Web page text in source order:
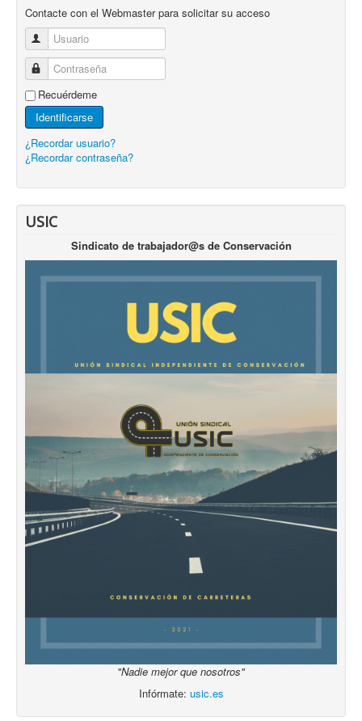
Contacte con el Webmaster para solicitar su acceso
Usuario
Contraseña
Recuérdeme
Identificarse
¿Recordar usuario?
¿Recordar contraseña?
USIC
Sindicato de trabajador@s de Conservación
"Nadie mejor que nosotros"
Infórmate: usic.es